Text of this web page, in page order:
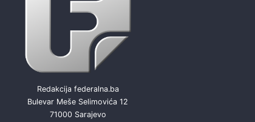
Redakcija federalna.ba
Bulevar Meše Selimovića 12
71000 Sarajevo